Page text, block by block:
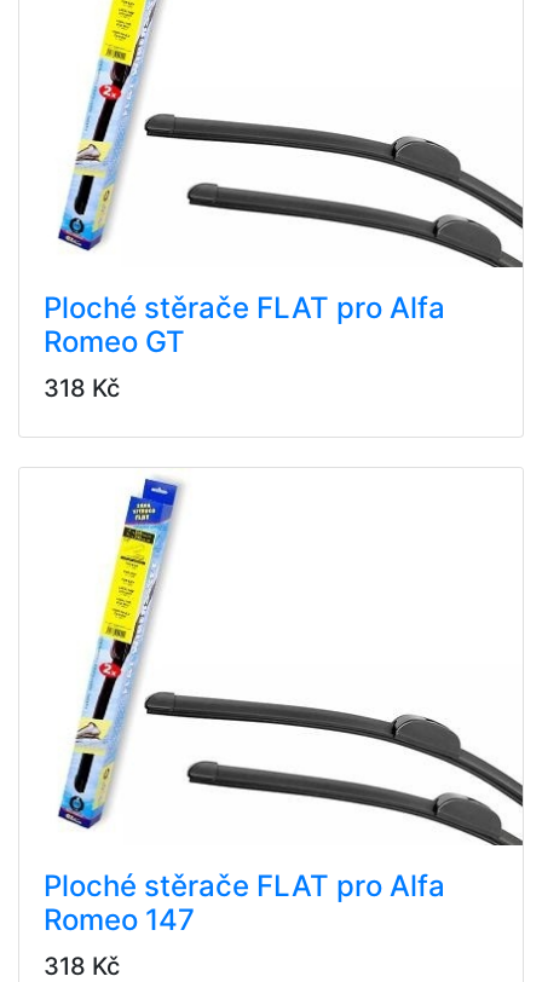
Ploché stěrače FLAT pro Alfa
Romeo GT
318 Kč
Ploché stěrače FLAT pro Alfa
Romeo 147
318 Kč